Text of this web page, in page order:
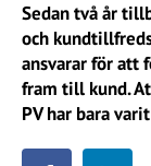
Sedan två år
och
ansvarar för att
fram till kund.
PV har bara